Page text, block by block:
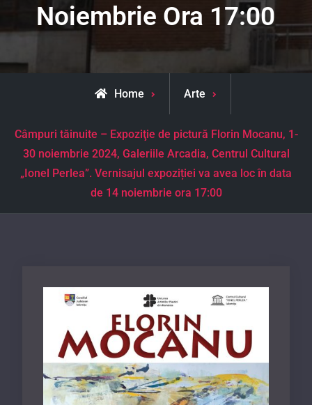
Noiembrie Ora 17:00
Home Arte
Câmpuri tăinuite – Expoziţie de pictură Florin Mocanu, 1-
30 noiembrie 2024, Galeriile Arcadia, Centrul Cultural
„Ionel Perlea”. Vernisajul expoziției va avea loc în data
de 14 noiembrie ora 17:00